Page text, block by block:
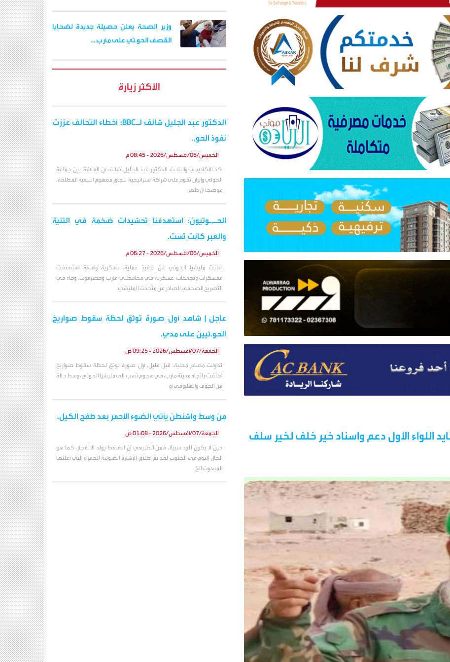
اللواء الأول دعم واسناد خير خلف لخير سلف
وزير الصحة يعلن حصيلة جديدة لضحايا
القصف الحو.ثي على مأرب ...
الأكثر زيارة
الدكتور عبد الجليل شائف لـBBC: أخطاء التحالف عززت
نفوذ الحو..
الخميس/06/أغسطس/2026 - 08:45 م
أكد الأكاديمي والباحث الدكتور عبد الجليل شائف أن العلاقة بين جماعة
الحوثي وإيران تقوم على شراكة استراتيجية تتجاوز مفهوم التبعية المطلقة،
موضحاً أن طهر
الحـ,ـوثيون: استهدفنا تحشيدات ضخمة في الثنية
والعبر كانت تست.
الخميس/06/أغسطس/2026 - 06:27 م
أعلنت مليشيا الحوثي عن تنفيذ عملية عسكرية واسعة استهدفت
معسكرات وتجمعات عسكرية في محافظتي مأرب وحضرموت. وجاء في
التصريح الصحفي الصادر عن متحدث المليشي
عاجل | شاهد أول صورة توثق لحظة سقوط صواريخ
الحو.ثيين على مدي.
الجمعة/07/أغسطس/2026 - 09:25 ص
تداولت مصادر محلية، قبل قليل، أول صورة تُوثق لحظة سقوط صواريخ
أُطلقت باتجاه مدينة مأرب، في هجوم نُسب إلى مليشيا الحوثي، وسط حالة
من الخوف والهلع في أو
من وسط واشنطن يأتي الضوء الأحمر بعد طفح الكيل.
الجمعة/07/أغسطس/2026 - 01:08 ص
حين لا يكون للود سبيلاً، فمن الطبيعي إن الضغط يولد الانفجار، كما هو
الحال اليوم في الجنوب لقد تم إطلاق الإشارة الضوئية الحمراء التي أعلنها
المبعوث الخ